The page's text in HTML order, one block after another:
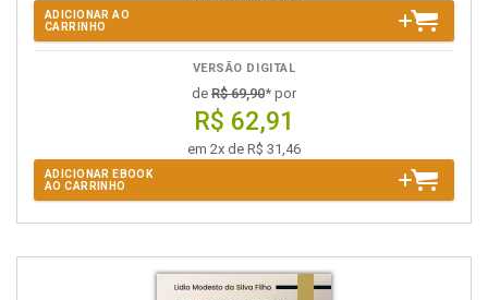
ADICIONAR AO
CARRINHO
VERSÃO DIGITAL
de R$ 69,90* por
R$ 62,91
em 2x de R$ 31,46
ADICIONAR EBOOK
AO CARRINHO